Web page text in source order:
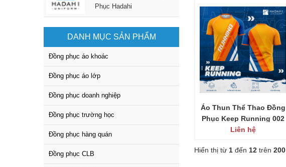
Phục Hadahi
DANH MỤC SẢN PHẨM
Đồng phục áo khoác
Đồng phục áo lớp
Đồng phục doanh nghiệp
Đồng phục trường học
Đồng phục hàng quán
Đồng phục CLB
Áo Thun Thể Thao Đồng
Phục Keep Running 002
Liên hệ
Hiển thị từ 1 đến 12 trên 200